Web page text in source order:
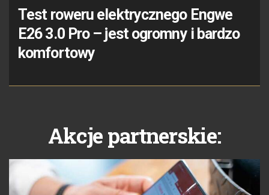
Test roweru elektrycznego Engwe
E26 3.0 Pro – jest ogromny i bardzo
komfortowy
Akcje partnerskie: